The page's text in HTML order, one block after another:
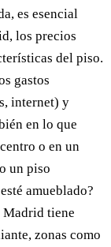
es esencial
los precios
del piso.
gastos
internet) y
en lo que
o en un
un piso
amueblado?
Madrid tiene
zonas como